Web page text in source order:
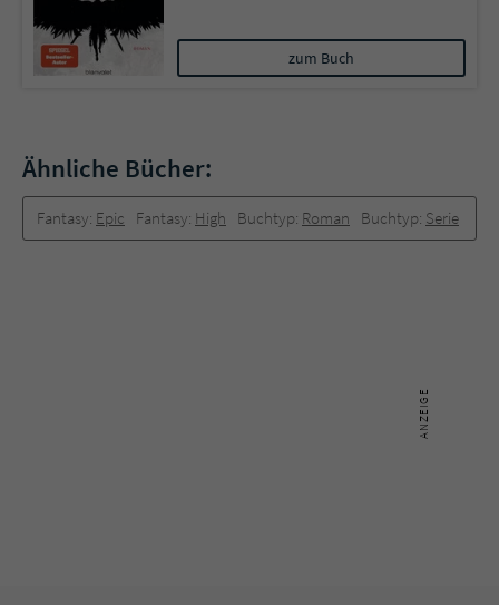
zum Buch
Ähnliche Bücher:
Fantasy: Epic Fantasy: High Buchtyp: Roman Buchtyp: Serie